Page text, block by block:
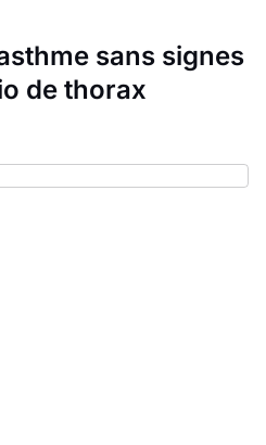
sans signes
de thorax